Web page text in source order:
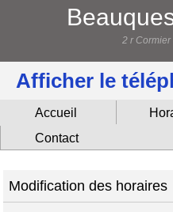
2 r
Afficher le
Accueil
Contact
Modification des horaires